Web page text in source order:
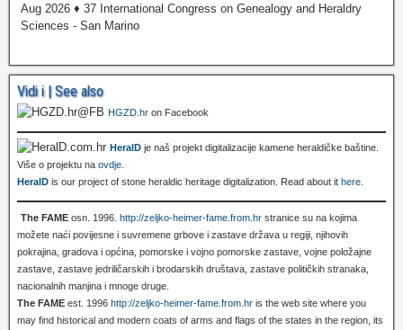
Aug 2026 ♦ 37 International Congress on Genealogy and Heraldry
Sciences - San Marino
Vidi i | See also
HGZD.hr on Facebook
HeralD je naš projekt digitalizacije kamene heraldičke baštine.
Više o projektu na ovdje
HeralD is our project of stone heraldic heritage digitalization. Read about it here
The FAME osn. 1996. http://zeljko-heimer-fame.from.hr stranice su na kojima
možete naći povijesne i suvremene grbove i zastave država u regiji, njihovih
pokrajina, gradova i općina, pomorske i vojno pomorske zastave, vojne položajne
zastave, zastave jedriličarskih i brodarskih društava, zastave političkih stranaka,
nacionalnih manjina i mnoge druge.
The FAME est. 1996 http://zeljko-heimer-fame.from.hr is the web site where you
may find historical and modern coats of arms and flags of the states in the region, its